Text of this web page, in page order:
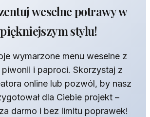
weselne potrawy w
stylu!
wymarzone menu weselne z
i paproci. Skorzystaj z
online lub pozwól, by nasz
dla Ciebie projekt –
darmo i bez limitu poprawek!